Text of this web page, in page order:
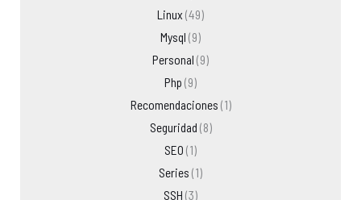
Linux (49)
Mysql (9)
Personal (9)
Php (9)
Recomendaciones (1)
Seguridad (8)
SEO (1)
Series (1)
SSH (3)